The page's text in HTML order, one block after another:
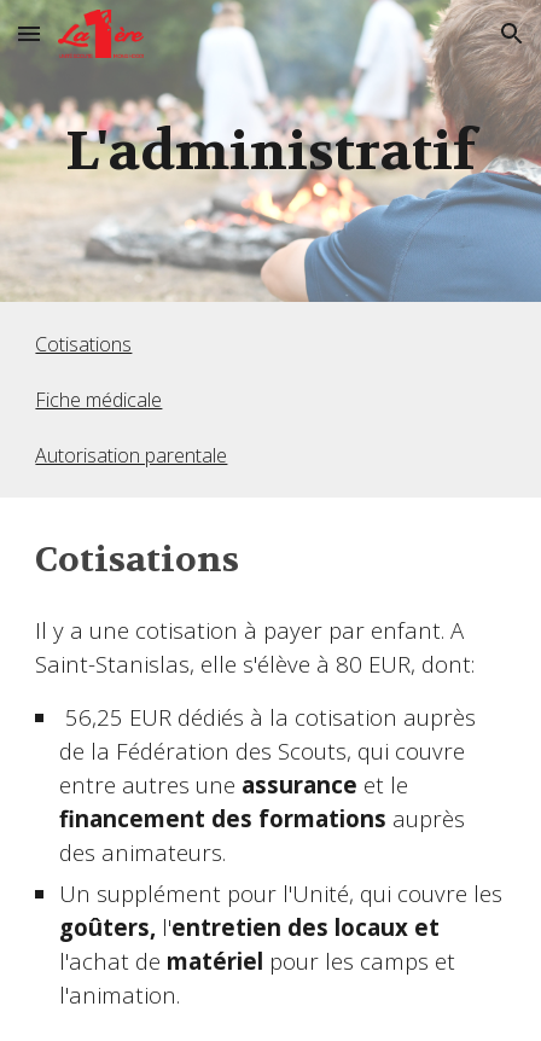
Skip to main content Skip to navigation
L'administratif
Cotisations
Fiche médicale
Autorisation parentale
Cotisations
Il y a une cotisation à payer par enfant. A
Saint-Stanislas, elle s'élève à 80 EUR, dont:
56,25 EUR dédiés à la cotisation auprès
de la Fédération des Scouts, qui couvre
entre autres une assurance et le
financement des formations auprès
des animateurs.
Un supplément pour l'Unité, qui couvre les
goûters, l'entretien des locaux et
l'achat de matériel pour les camps et
l'animation.